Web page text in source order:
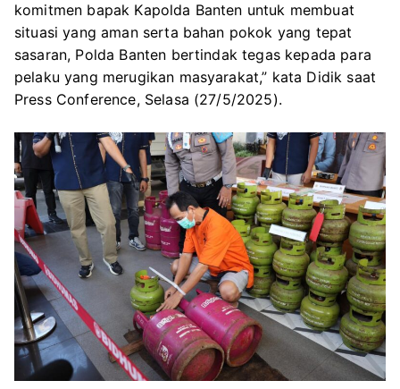
komitmen bapak Kapolda Banten untuk membuat
situasi yang aman serta bahan pokok yang tepat
sasaran, Polda Banten bertindak tegas kepada para
pelaku yang merugikan masyarakat,” kata Didik saat
Press Conference, Selasa (27/5/2025).